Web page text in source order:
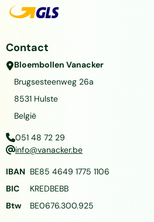
Contact
Bloembollen Vanacker
Brugsesteenweg 26a
8531 Hulste
België
051 48 72 29
info@vanacker.be
IBAN BE85 4649 1775 1106
BIC
KREDBEBB
Btw
BE0676.300.925